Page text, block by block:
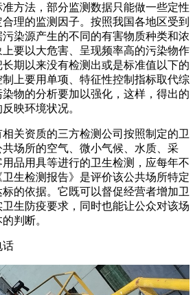
方法，部分监测数据只能做一些定性
理的监测因子。按照我国各地区受到
染源产生的不同的有害物质种类和浓
要以大危害、呈现频率高的污染物作
期以来没有检测出或是标准值以下的
上要用单项、特征性控制指标取代综
物的分析要加以强化，这样，得出的
映环境状况。
关资质的三方检测公司按照制定的卫
场所的空气、微小气候、水质、采
品用具等进行的卫生检测，应每年不
生检测报告》是评价该公共场所特定
的依据。它既可以督促经营者增加卫
生防疫要求，同时也能让公众对该场
判断。
话